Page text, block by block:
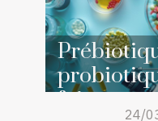
faits pour
24/